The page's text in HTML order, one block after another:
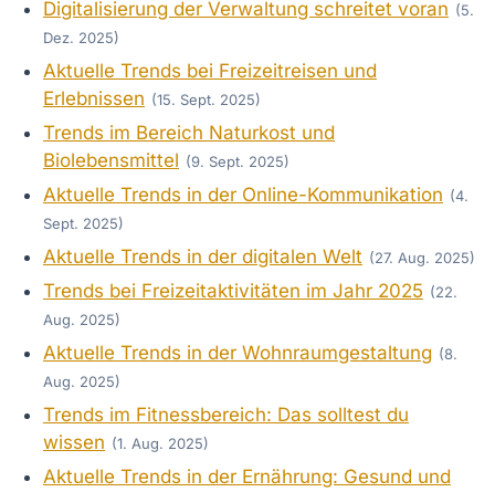
Digitalisierung der Verwaltung schreitet voran (5.
Dez. 2025)
Aktuelle Trends bei Freizeitreisen und
Erlebnissen (15. Sept. 2025)
Trends im Bereich Naturkost und
Biolebensmittel (9. Sept. 2025)
Aktuelle Trends in der Online-Kommunikation (4.
Sept. 2025)
Aktuelle Trends in der digitalen Welt (27. Aug. 2025)
Trends bei Freizeitaktivitäten im Jahr 2025 (22.
Aug. 2025)
Aktuelle Trends in der Wohnraumgestaltung (8.
Aug. 2025)
Trends im Fitnessbereich: Das solltest du
wissen (1. Aug. 2025)
Aktuelle Trends in der Ernährung: Gesund und